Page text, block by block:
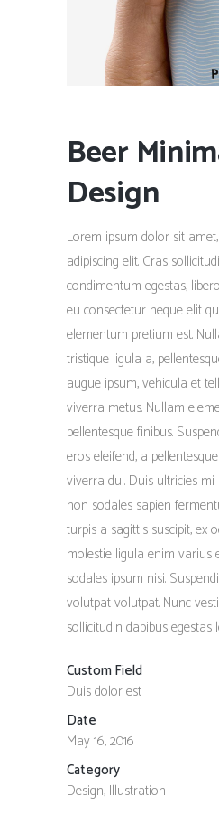
Beer
Design
Lorem ipsum dolor sit
adipiscing elit. Cras
condimentum egestas,
eu consectetur neque elit
elementum pretium est.
tristique ligula a,
augue ipsum, vehicula et
viverra metus. Nullam
pellentesque finibus.
eros eleifend, a
viverra dui. Duis ultricies
non sodales sapien
turpis a sagittis suscipit, ex
molestie ligula enim varius
sodales ipsum nisi.
volutpat volutpat. Nunc
sollicitudin dapibus egestas
Custom Field
Duis dolor est
Date
May 16, 2016
Category
Design, Illustration